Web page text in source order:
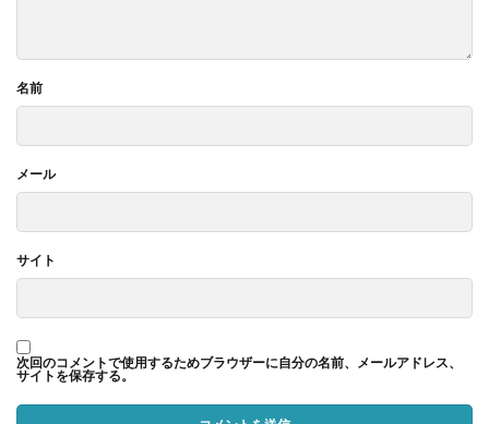
名前
メール
サイト
次回のコメントで使用するためブラウザーに自分の名前、メールアドレス、
サイトを保存する。